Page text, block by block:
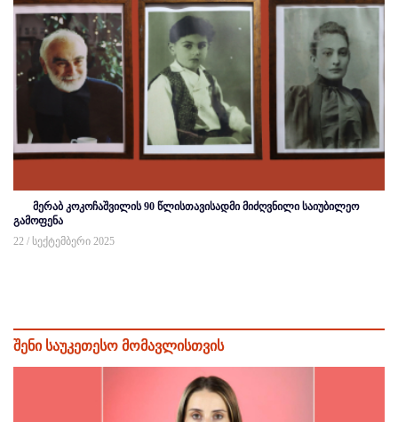
მერაბ კოკოჩაშვილის 90 წლისთავისადმი მიძღვნილი საიუბილეო
გამოფენა
22 / სექტემბერი 2025
შენი საუკეთესო მომავლისთვის